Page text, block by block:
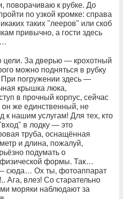
поворачиваю к рубке. До
по узкой кромке: справа
таких "лееров" или скоб
привычно, а гости здесь
цели. За дверью — крохотный
можно подняться в рубку
При погружении здесь —
крышка люка,
в прочный корпус, сейчас
же единственный, не
к нашим услугам! Для тех, кто
в лодку — это
труба, оснащённая
и длина, пожалуй,
подумать о
формы. Так…
— сюда… Ох ты, фотоаппарат
Ага, влез! Со старательно
моряки наблюдают за